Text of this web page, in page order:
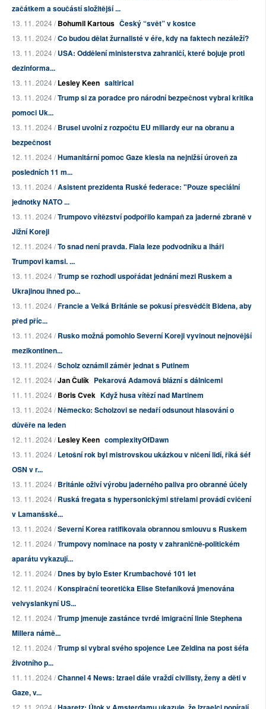
začátkem a součástí složitější ...
13. 11. 2024 /Bohumil Kartous Český “svět” v kostce
13. 11. 2024 /Co budou dělat žurnalisté v éře, kdy na faktech nezáleží?
13. 11. 2024 /USA: Oddělení ministerstva zahraničí, které bojuje proti
dezinforma...
13. 11. 2024 /Lesley Keen saltirical
13. 11. 2024 /Trump si za poradce pro národní bezpečnost vybral kritika
pomoci Uk...
13. 11. 2024 /Brusel uvolní z rozpočtu EU miliardy eur na obranu a
bezpečnost
12. 11. 2024 /Humanitární pomoc Gaze klesla na nejnižší úroveň za
posledních 11 m...
13. 11. 2024 /Asistent prezidenta Ruské federace: "Pouze speciální
jednotky NATO ...
13. 11. 2024 /Trumpovo vítězství podpořilo kampaň za jaderné zbraně v
Jižní Koreji
12. 11. 2024 /To snad není pravda. Fiala leze podvodníku a lháři
Trumpovi kamsi. ...
13. 11. 2024 /Trump se rozhodl uspořádat jednání mezi Ruskem a
Ukrajinou ihned po...
13. 11. 2024 /Francie a Velká Británie se pokusí přesvědčit Bidena, aby
před příc...
13. 11. 2024 /Rusko možná pomohlo Severní Koreji vyvinout nejnovější
mezikontinen...
13. 11. 2024 /Scholz oznámil záměr jednat s Putinem
12. 11. 2024 /Jan Čulík Pekarová Adamová blázní s dálnicemi
11. 11. 2024 /Boris Cvek Když husa vítězí nad Martinem
13. 11. 2024 /Německo: Scholzovi se nedaří odsunout hlasování o
důvěře na leden
12. 11. 2024 /Lesley Keen complexityOfDawn
13. 11. 2024 /Letošní rok byl mistrovskou ukázkou v ničení lidí, říká šéf
OSN v r...
13. 11. 2024 /Británie oživí výrobu jaderného paliva pro obranné účely
13. 11. 2024 /Ruská fregata s hypersonickými střelami provádí cvičení
v Lamanšské...
13. 11. 2024 /Severní Korea ratifikovala obrannou smlouvu s Ruskem
12. 11. 2024 /Trumpovy nominace na posty v zahraničně-politickém
aparátu vykazují...
12. 11. 2024 /Dnes by bylo Ester Krumbachové 101 let
12. 11. 2024 /Konspirační teoretička Elise Stefaniková jmenována
velvyslankyní US...
12. 11. 2024 /Trump jmenuje zastánce tvrdé imigrační linie Stephena
Millera námě...
12. 11. 2024 /Trump si vybral svého spojence Lee Zeldina na post šéfa
životního p...
11. 11. 2024 /Channel 4 News: Izrael dále vraždí civilisty, ženy a děti v
Gaze, v...